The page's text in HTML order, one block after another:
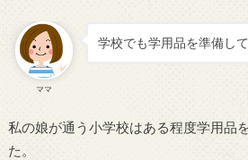
ママ
学校でも学用品を準備し
私の娘が通う小学校はある程度学用品
た。